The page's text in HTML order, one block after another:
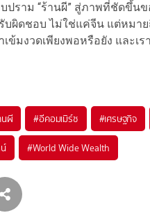
ปราม “ร้านผี” สู่ภาพที่ชัดขึ้น
ผิดชอบ ไม่ใช่แค่จีน แต่หมา
เข้มงวดเพียงพอหรือยัง แล
นผี #อีคอมเมิร์ซ #เศรษฐกิจ
#World Wide Wealth